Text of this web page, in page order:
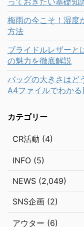
梅雨の今こそ！湿度
方法
ブライドルレザーと
の魅力を徹底解説
バッグの大きさはど
A4ファイルでわかる
カテゴリー
CR活動 (4)
INFO (5)
NEWS (2,049)
SNS企画 (2)
アウター (6)